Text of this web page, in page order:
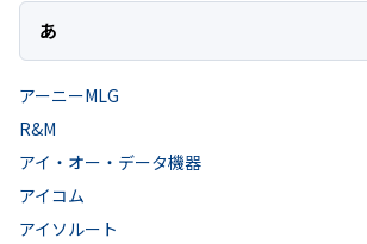
あ
アーニーMLG
R&M
アイ・オー・データ機器
アイコム
アイソルート